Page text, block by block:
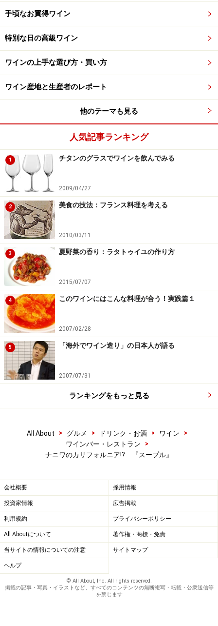
手頃なお買得ワイン
特別な日の高級ワイン
ワインの上手な選び方・買い方
ワイン産地と生産者のレポート
他のテーマも見る
人気記事ランキング
1 チタンのグラスでワインを飲んでみる
2009/04/27
2 美食の技法：フランス料理を考える
2010/03/11
3 夏野菜の香り：ラタトゥイユの作り方
2015/07/07
4 このワインにはこんな料理が合う！実践篇１
2007/02/28
5 「海外でワイン造り」の日本人が語る
2007/07/31
ランキングをもっと見る
All About > グルメ > ドリンク・お酒 > ワイン
>
ワインバー・レストラン
>
ナニワのカリフォルニア!? 『スープル』
会社概要 採用情報
投資家情報 広告掲載
利用規約 プライバシーポリシー
All Aboutについて 著作権・商標・免責
当サイトの情報についての注意 サイトマップ
ヘルプ
© All About, Inc. All rights reserved.
掲載の記事・写真・イラストなど、すべてのコンテンツの無断複写・転載・公衆送信等
を禁じます